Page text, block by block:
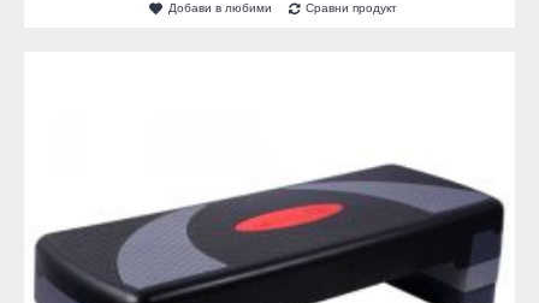
Добави в любими Сравни продукт